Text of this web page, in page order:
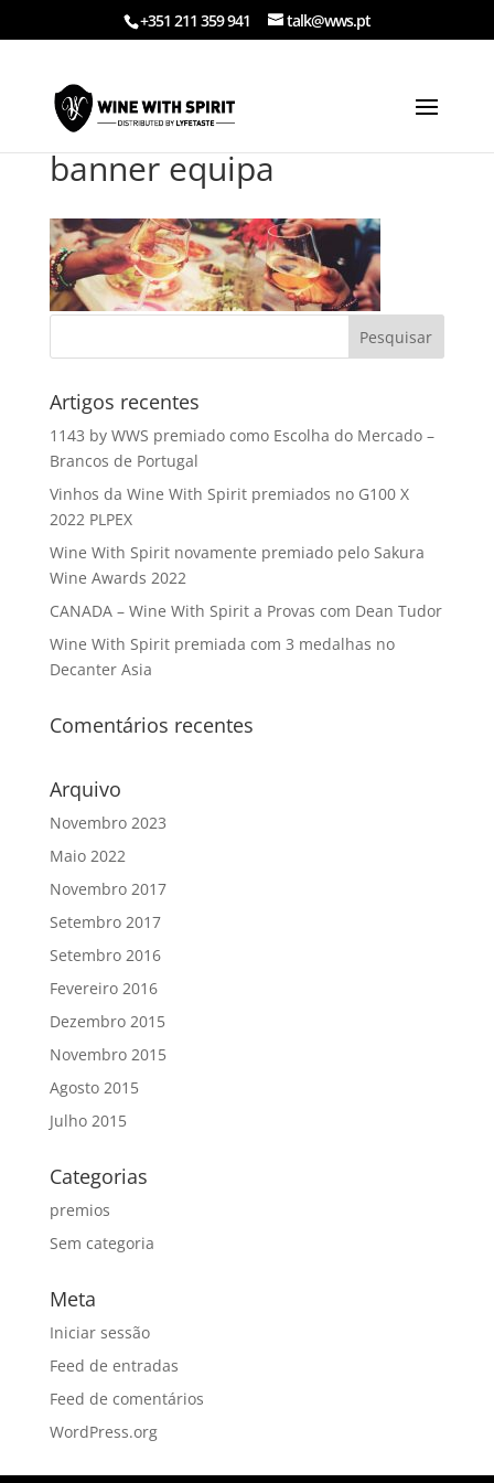
+351 211 359 941 talk@wws.pt
banner equipa
Artigos recentes
1143 by WWS premiado como Escolha do Mercado –
Brancos de Portugal
Vinhos da Wine With Spirit premiados no G100 X
2022 PLPEX
Wine With Spirit novamente premiado pelo Sakura
Wine Awards 2022
CANADA – Wine With Spirit a Provas com Dean Tudor
Wine With Spirit premiada com 3 medalhas no
Decanter Asia
Comentários recentes
Arquivo
Novembro 2023
Maio 2022
Novembro 2017
Setembro 2017
Setembro 2016
Fevereiro 2016
Dezembro 2015
Novembro 2015
Agosto 2015
Julho 2015
Categorias
premios
Sem categoria
Meta
Iniciar sessão
Feed de entradas
Feed de comentários
WordPress.org